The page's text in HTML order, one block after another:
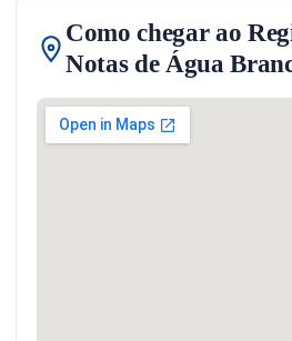
Como chegar ao
Notas de Água